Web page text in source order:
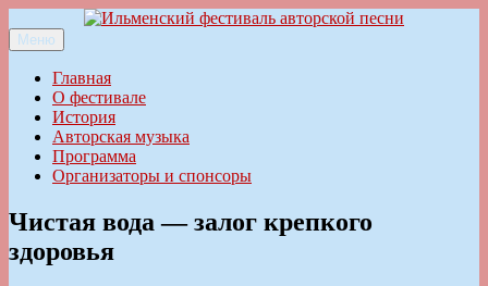
к
содержимому
Ильменский фестиваль авторской песни
Меню
Главная
О фестивале
История
Авторская музыка
Программа
Организаторы и спонсоры
Чистая вода — залог крепкого
здоровья